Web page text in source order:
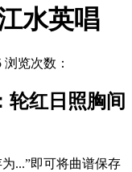
水英唱
浏览次数：
轮红日照胸间
...”即可将曲谱保存